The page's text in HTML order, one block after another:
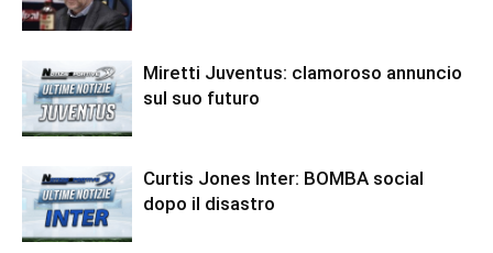
Miretti Juventus: clamoroso annuncio
sul suo futuro
Curtis Jones Inter: BOMBA social
dopo il disastro